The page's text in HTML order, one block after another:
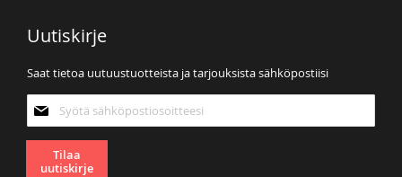
Uutiskirje
Saat tietoa uutuustuotteista ja tarjouksista sähköpostiisi
uutiskirjeemme:
Tilaa
uutiskirje